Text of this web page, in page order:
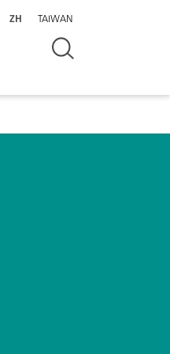
ZH TAIWAN